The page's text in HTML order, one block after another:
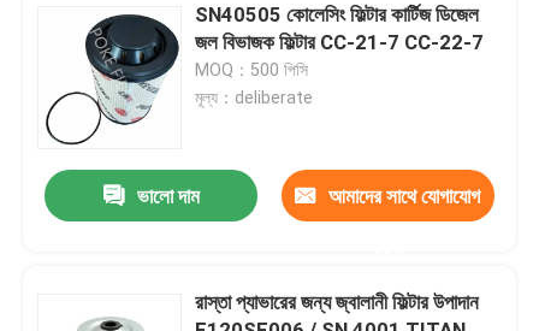
মান নিয়ন্ত্রণ
উদ্ধৃতির জন্য আবেদন
হাইড্রোলিক ফিল্টার উপাদান
জ্বালানী ফিল্টার উপাদান
SN40505 কোলেসিং ফিল্টার কার্টিজ ডিজেল
জল বিভাজক ফিল্টার CC-21-7 CC-22-7
MOQ：500 পিসি
মূল্য：deliberate
ভালো দাম আমাদের সাথে যোগাযোগ
রাস্তা প্যাভারের জন্য জ্বালানী ফিল্টার উপাদান